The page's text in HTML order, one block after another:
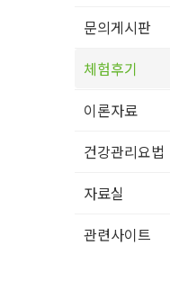
문의게시판
체험후기
이론자료
건강관리요법
자료실
관련사이트